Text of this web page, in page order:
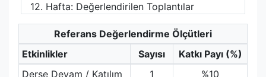
12. Hafta: Değerlendirilen Toplantılar
Referans Değerlendirme Ölçütleri
Etkinlikler
Sayısı
Katkı Payı (%)
Derse Devam / Katılım
1
%10